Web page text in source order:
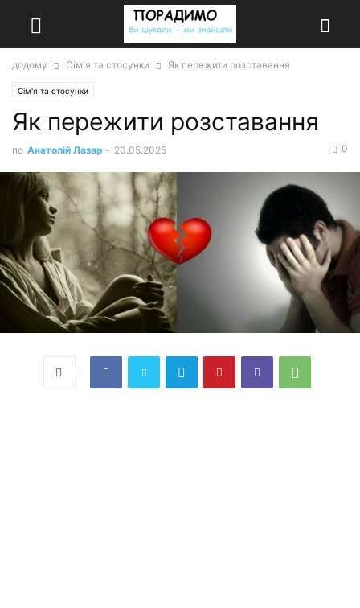
додому Сім'я та стосунки Як пережити розставання
Сім'я та стосунки
Як пережити розставання
по Анатолій Лазар - 20.05.2025 0